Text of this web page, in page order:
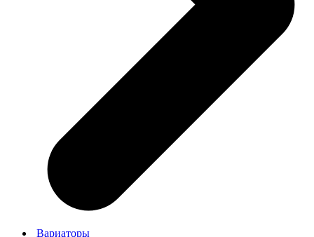
Вариаторы